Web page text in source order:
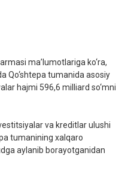
ma’lumotlariga ko‘ra,
Qo‘shtepa tumanida asosiy
hajmi 596,6 milliard so‘mni
va kreditlar ulushi
tumanining xalqaro
aylanib borayotganidan